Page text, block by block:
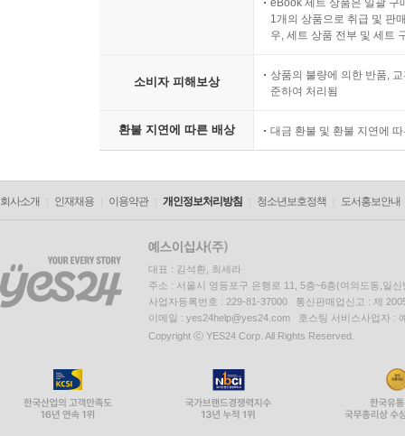
eBook 세트 상품은 일괄 구
1개의 상품으로 취급 및 판
우, 세트 상품 전부 및 세트
소비자 피해보상
상품의 불량에 의한 반품,
준하여 처리됨
환불 지연에 따른 배상 대금 환불 및 환불 지연에
회사소개 인재채용 이용약관 개인정보처리방침 청소년보호정책 도서홍보안내
대표 : 김석환, 최세라
주소 : 서울시 영등포구 은행로 11, 5층~6층(여의도동,일신
사업자등록번호 : 229-81-37000 통신판매업신고 : 제
이메일 : yes24help@yes24.com 호스팅 서비스사업자 :
Copyright ⓒ YES24 Corp. All Rights Reserved.